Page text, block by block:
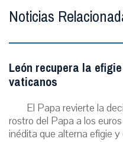
Noticias
León recupera la
vaticanos
El Papa revierte la
rostro del Papa a los
inédita que alterna efigie y